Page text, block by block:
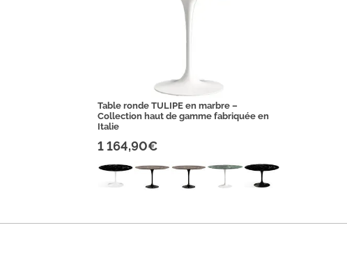
Table ronde TULIPE en marbre –
Collection haut de gamme fabriquée en
Italie
1 164,90€